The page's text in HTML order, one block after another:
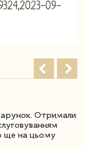
09-
Отримали
ще на цьому